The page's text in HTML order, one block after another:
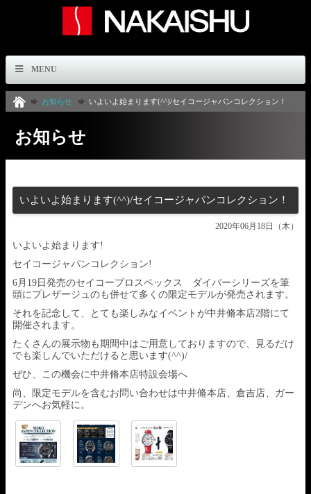
MENU
お知らせ いよいよ始まります(^^)/セイコージャパンコレクション！
お知らせ
いよいよ始まります(^^)/セイコージャパンコレクション！
2020年06月18日（木）
いよいよ始まります!
セイコージャパンコレクション!
6月19日発売のセイコープロスペックス ダイバーシリーズを筆
頭にプレザージュのも併せて多くの限定モデルが発売されます。
それを記念して、とても楽しみなイベントが中井脩本店2階にて
開催されます。
たくさんの展示物も期間中はご用意しておりますので、見るだけ
でも楽しんでいただけると思います(^^)/
ぜひ、この機会に中井脩本店特設会場へ
尚、限定モデルを含むお問い合わせは中井脩本店、倉吉店、ガー
デンへお気軽に。